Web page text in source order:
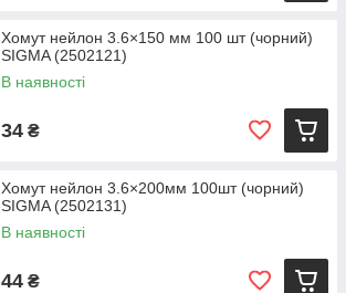
Хомут нейлон 3.6×150 мм 100 шт (чорний)
SIGMA (2502121)
В наявності
34 ₴
Хомут нейлон 3.6×200мм 100шт (чорний)
SIGMA (2502131)
В наявності
44 ₴